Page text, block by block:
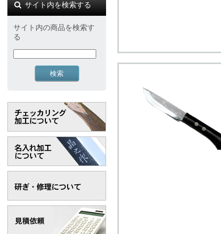
サイト内を検索する
サイト内の商品を検索す
る